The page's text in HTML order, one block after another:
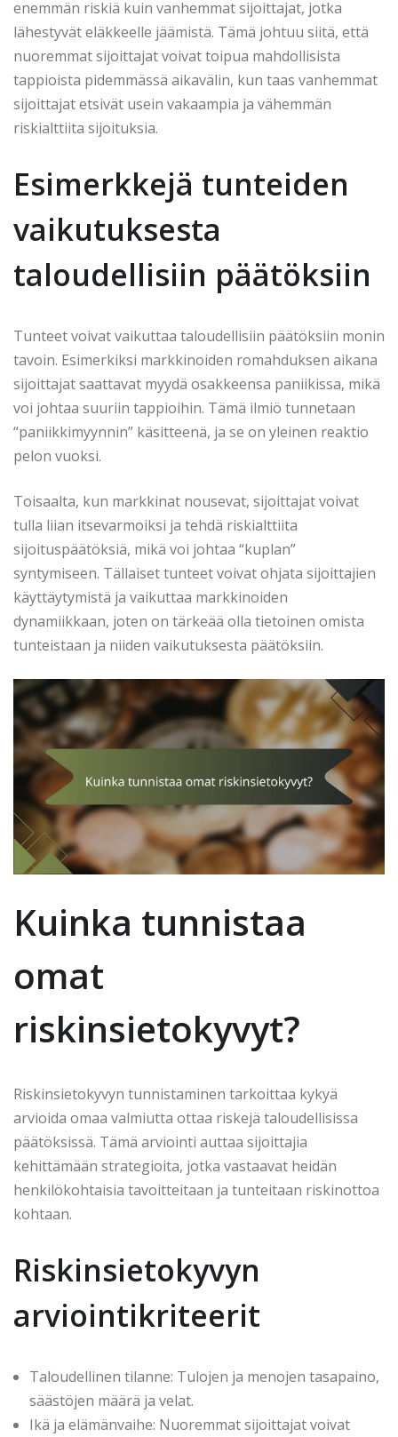
enemmän riskiä kuin vanhemmat sijoittajat, jotka
lähestyvät eläkkeelle jäämistä. Tämä johtuu siitä, että
nuoremmat sijoittajat voivat toipua mahdollisista
tappioista pidemmässä aikavälin, kun taas vanhemmat
sijoittajat etsivät usein vakaampia ja vähemmän
riskialttiita sijoituksia.
Esimerkkejä tunteiden
vaikutuksesta
taloudellisiin päätöksiin
Tunteet voivat vaikuttaa taloudellisiin päätöksiin monin
tavoin. Esimerkiksi markkinoiden romahduksen aikana
sijoittajat saattavat myydä osakkeensa paniikissa, mikä
voi johtaa suuriin tappioihin. Tämä ilmiö tunnetaan
“paniikkimyynnin” käsitteenä, ja se on yleinen reaktio
pelon vuoksi.
Toisaalta, kun markkinat nousevat, sijoittajat voivat
tulla liian itsevarmoiksi ja tehdä riskialttiita
sijoituspäätöksiä, mikä voi johtaa “kuplan”
syntymiseen. Tällaiset tunteet voivat ohjata sijoittajien
käyttäytymistä ja vaikuttaa markkinoiden
dynamiikkaan, joten on tärkeää olla tietoinen omista
tunteistaan ja niiden vaikutuksesta päätöksiin.
Kuinka tunnistaa
omat
riskinsietokyvyt?
Riskinsietokyvyn tunnistaminen tarkoittaa kykyä
arvioida omaa valmiutta ottaa riskejä taloudellisissa
päätöksissä. Tämä arviointi auttaa sijoittajia
kehittämään strategioita, jotka vastaavat heidän
henkilökohtaisia tavoitteitaan ja tunteitaan riskinottoa
kohtaan.
Riskinsietokyvyn
arviointikriteerit
Taloudellinen tilanne: Tulojen ja menojen tasapaino,
säästöjen määrä ja velat.
Ikä ja elämänvaihe: Nuoremmat sijoittajat voivat